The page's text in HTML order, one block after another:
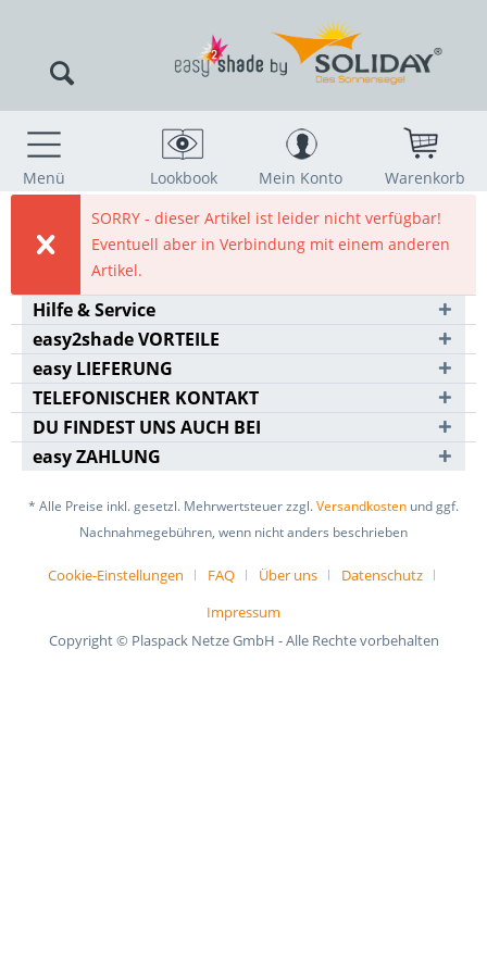
Menü Lookbook Mein Konto
Warenkorb
SORRY - dieser Artikel ist leider nicht verfügbar!
Eventuell aber in Verbindung mit einem anderen
Artikel.
Hilfe & Service
easy2shade VORTEILE
easy LIEFERUNG
TELEFONISCHER KONTAKT
DU FINDEST UNS AUCH BEI
easy ZAHLUNG
* Alle Preise inkl. gesetzl. Mehrwertsteuer zzgl.Versandkosten und ggf.
Nachnahmegebühren, wenn nicht anders beschrieben
Cookie-Einstellungen FAQ Über uns
Datenschutz
Impressum
Copyright © Plaspack Netze GmbH - Alle Rechte vorbehalten